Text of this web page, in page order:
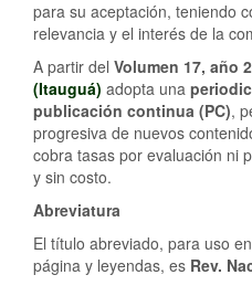
para su aceptación, teniendo
relevancia y el interés de la
A partir del Volumen 17, año
(Itauguá) adopta una
publicación continua (PC),
progresiva de nuevos
cobra tasas por evaluación ni
y sin costo.
Abreviatura
El título abreviado, para uso
página y leyendas, es Rev.